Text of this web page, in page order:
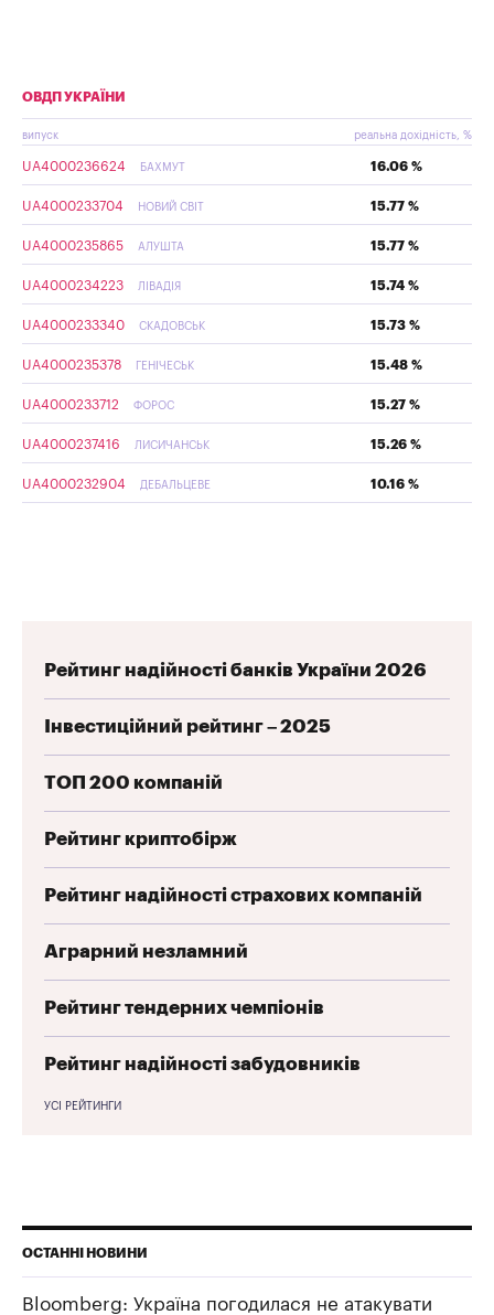
ОВДП УКРАЇНИ
випуск реальна дохідність, %
UA4000236624 БАХМУТ 16.06 %
UA4000233704 НОВИЙ СВІТ 15.77 %
UA4000235865 АЛУШТА 15.77 %
UA4000234223 ЛІВАДІЯ 15.74 %
UA4000233340 СКАДОВСЬК 15.73 %
UA4000235378 ГЕНІЧЕСЬК 15.48 %
UA4000233712 ФОРОС 15.27 %
UA4000237416 ЛИСИЧАНСЬК 15.26 %
UA4000232904 ДЕБАЛЬЦЕВЕ 10.16 %
Рейтинг надійності банків України 2026
Інвестиційний рейтинг – 2025
ТОП 200 компаній
Рейтинг криптобірж
Рейтинг надійності страхових компаній
Аграрний незламний
Рейтинг тендерних чемпіонів
Рейтинг надійності забудовників
УСІ РЕЙТИНГИ
ОСТАННІ НОВИНИ
Bloomberg: Україна погодилася не атакувати